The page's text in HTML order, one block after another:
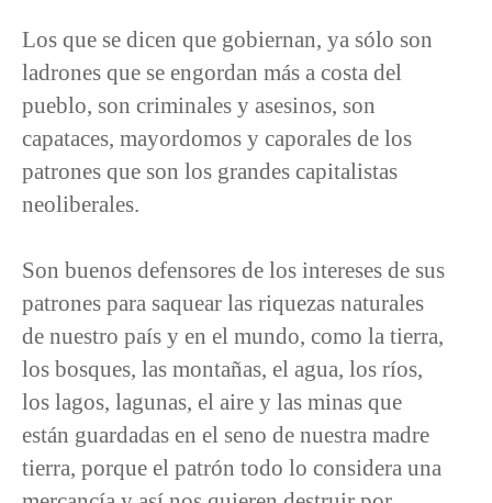
Los que se dicen que gobiernan, ya sólo son
ladrones que se engordan más a costa del
pueblo, son criminales y asesinos, son
capataces, mayordomos y caporales de los
patrones que son los grandes capitalistas
neoliberales.
Son buenos defensores de los intereses de sus
patrones para saquear las riquezas naturales
de nuestro país y en el mundo, como la tierra,
los bosques, las montañas, el agua, los ríos,
los lagos, lagunas, el aire y las minas que
están guardadas en el seno de nuestra madre
tierra, porque el patrón todo lo considera una